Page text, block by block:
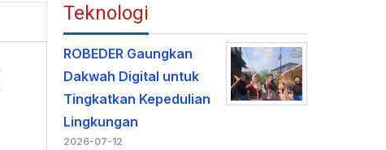
Teknologi
ROBEDER Gaungkan
Dakwah Digital untuk
Tingkatkan Kepedulian
Lingkungan
2026-07-12